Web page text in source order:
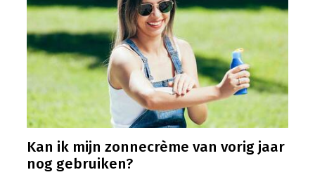
Kan ik mijn zonnecrème van vorig jaar
nog gebruiken?